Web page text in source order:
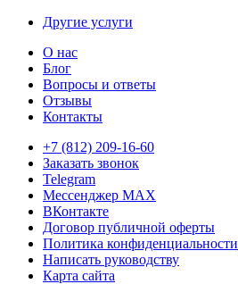
Другие услуги
О нас
Блог
Вопросы и ответы
Отзывы
Контакты
+7 (812) 209-16-60
Заказать звонок
Telegram
Мессенджер MAX
ВКонтакте
Договор публичной оферты
Политика конфиденциальности
Написать руководству
Карта сайта